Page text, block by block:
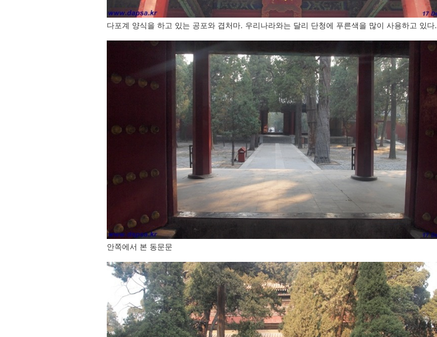
다포계 양식을 하고 있는 공포와 겹처마. 우리나라와는 달리 단청에 푸른색을 많이 사용하고 있다.
안쪽에서 본 동문문